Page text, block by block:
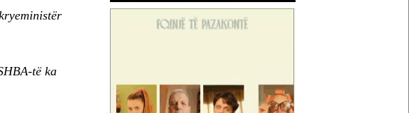
të ka